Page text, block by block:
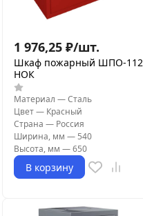
1 976,25 ₽/шт.
Шкаф пожарный ШПО-112
НОК
Материал —Сталь
Цвет— Красный
Страна — Россия
Ширина, мм — 540
Высота, мм —650
В корзину